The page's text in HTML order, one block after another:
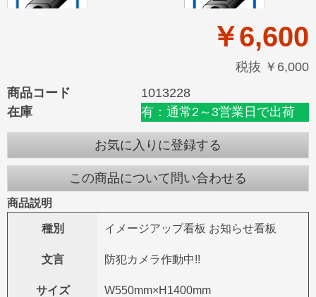
￥6,600
税抜 ￥6,000
商品コード
1013228
在庫
有：通常2～3営業日で出荷
お気に入りに登録する
この商品について問い合わせる
商品説明
種別 イメージアップ看板 お知らせ看板
文言 防犯カメラ作動中!!
サイズ W550mm×H1400mm